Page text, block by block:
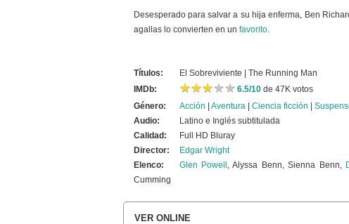
Desesperado para salvar a su hija enferma, Ben
agallas lo convierten en un favorito.
Títulos:
El Sobreviviente | The Running Man
IMDb:
★★★★★
★★★★★ 6.5/10de 47K votos
Género:
Acción Aventura| Ciencia ficción
Audio:
Latino e Inglés subtitulada
Calidad:
Full HD Bluray
Director:
Edgar Wright
Elenco:
Glen Powell , Alyssa Benn, Sienna Benn,
Cumming
VER ONLINE